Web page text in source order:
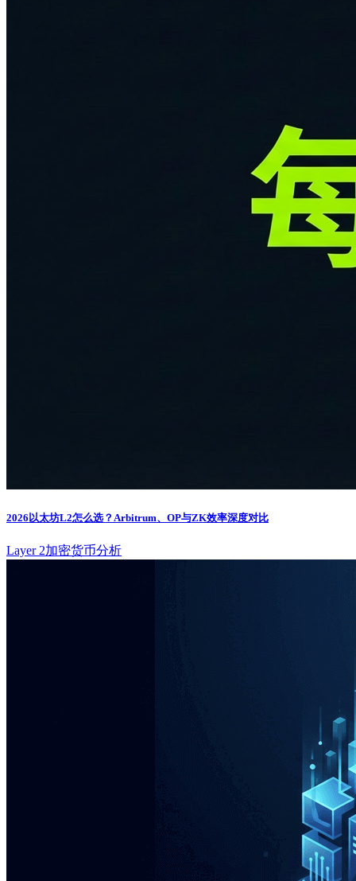
2026以太坊L2怎么选？Arbitrum、OP与ZK效率深度对比
Layer 2加密货币分析